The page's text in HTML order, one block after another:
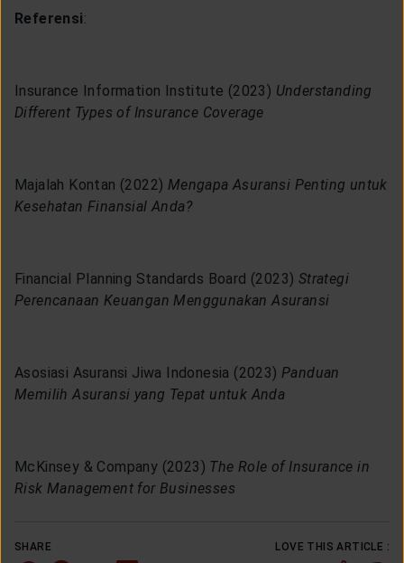
Referensi:
Insurance Information Institute (2023) Understanding
Different Types of Insurance Coverage
Majalah Kontan (2022) Mengapa Asuransi Penting untuk
Kesehatan Finansial Anda?
Financial Planning Standards Board (2023) Strategi
Perencanaan Keuangan Menggunakan Asuransi
Asosiasi Asuransi Jiwa Indonesia (2023) Panduan
Memilih Asuransi yang Tepat untuk Anda
McKinsey & Company (2023) The Role of Insurance in
Risk Management for Businesses
SHARE LOVE THIS ARTICLE :